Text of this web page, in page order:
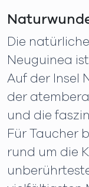
Die
Neuguinea
Auf der Insel
der
und die
Für Taucher
rund um die